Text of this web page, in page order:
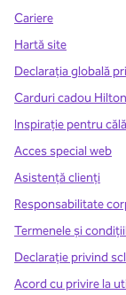
Cariere
Hartă site
Declarația globală
Carduri cadou
Inspirație pentru
Acces special web
Asistenţă clienţi
Responsabilitate
Termenele și
Declarație privind
Acord cu privire la